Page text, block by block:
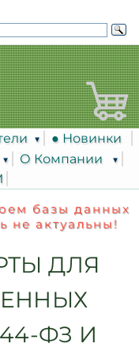
● Новинки
О Компании
базы данных
не актуальны!
ДЛЯ
ФЗ И